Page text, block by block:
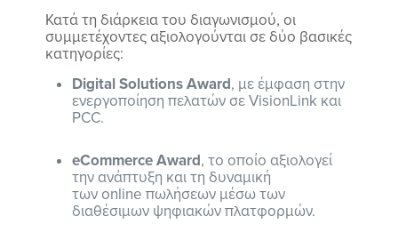
Κατά τη διάρκεια του διαγωνισμού, οι
συμμετέχοντες αξιολογούνται σε δύο βασικές
κατηγορίες:
Digital Solutions Award, με έμφαση στην
ενεργοποίηση πελατών σε VisionLink και
PCC.
eCommerce Award, το οποίο αξιολογεί
την ανάπτυξη και τη δυναμική
των online πωλήσεων μέσω των
διαθέσιμων ψηφιακών πλατφορμών.